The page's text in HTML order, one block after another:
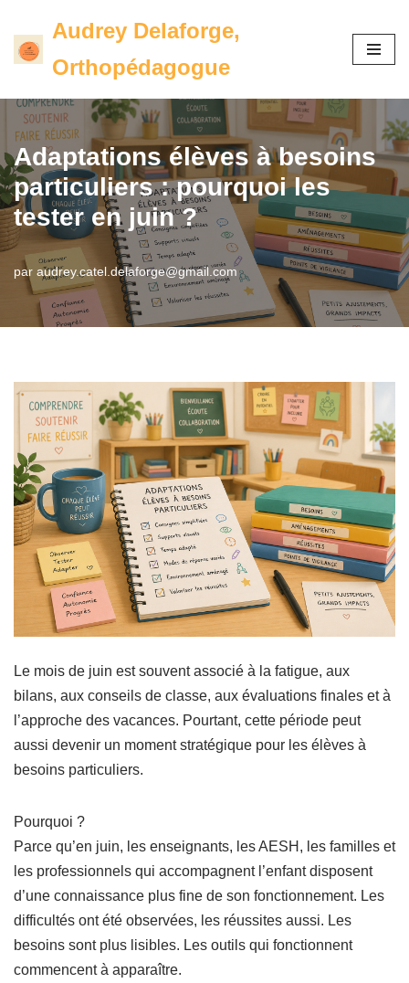
Aller
contenu
Audrey Delaforge,
Orthopédagogue
Adaptations élèves à besoins
particuliers : pourquoi les
tester en juin ?
par audrey.catel.delaforge@gmail.com
Le mois de juin est souvent associé à la fatigue, aux
bilans, aux conseils de classe, aux évaluations finales et à
l’approche des vacances. Pourtant, cette période peut
aussi devenir un moment stratégique pour les élèves à
besoins particuliers.
Pourquoi ?
Parce qu’en juin, les enseignants, les AESH, les familles et
les professionnels qui accompagnent l’enfant disposent
d’une connaissance plus fine de son fonctionnement. Les
difficultés ont été observées, les réussites aussi. Les
besoins sont plus lisibles. Les outils qui fonctionnent
commencent à apparaître.